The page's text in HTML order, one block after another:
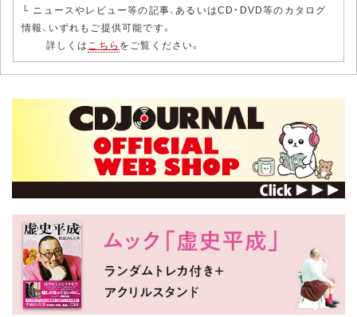
└ ニュースやレビュー等の記事、あるいはCD・DVD等のカタログ
情報、いずれもご提供可能です。
詳しくはこちら をご覧ください。